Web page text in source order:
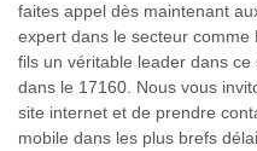
faites appel dès maintenant
expert dans le secteur comme
fils un véritable leader dans
dans le 17160. Nous vous
site internet et de prendre
mobile dans les plus brefs